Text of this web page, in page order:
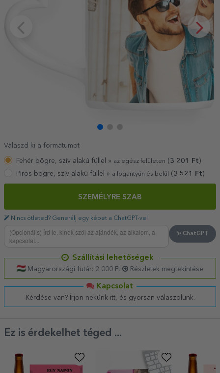
Válaszd ki a formátumot
Fehér bögre, szív alakú füllel » az egész felületen ( 3 201 Ft )
Piros bögre, szív alakú füllel » a fogantyún és belül (3 521 Ft)
SZEMÉLYRE SZAB
Nincs ötleted? Generálj egy képet a ChatGPT-vel
✨ ChatGPT
Szállítási lehetőségek
Magyarországi futár: 2 000 Ft Részletek megtekintése
Kapcsolat
Kérdése van? Írjon nekünk itt, és gyorsan válaszolunk.
Ez is érdekelhet téged ...